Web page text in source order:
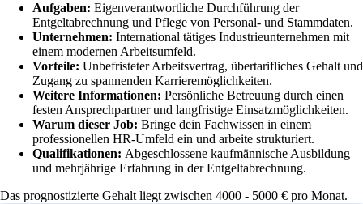
Aufgaben: Eigenverantwortliche Durchführung der
Entgeltabrechnung und Pflege von Personal- und Stammdaten.
Unternehmen: International tätiges Industrieunternehmen mit
einem modernen Arbeitsumfeld.
Vorteile: Unbefristeter Arbeitsvertrag, übertarifliches Gehalt und
Zugang zu spannenden Karrieremöglichkeiten.
Weitere Informationen: Persönliche Betreuung durch einen
festen Ansprechpartner und langfristige Einsatzmöglichkeiten.
Warum dieser Job: Bringe dein Fachwissen in einem
professionellen HR-Umfeld ein und arbeite strukturiert.
Qualifikationen: Abgeschlossene kaufmännische Ausbildung
und mehrjährige Erfahrung in der Entgeltabrechnung.
Das prognostizierte Gehalt liegt zwischen 4000 - 5000 € pro Monat.